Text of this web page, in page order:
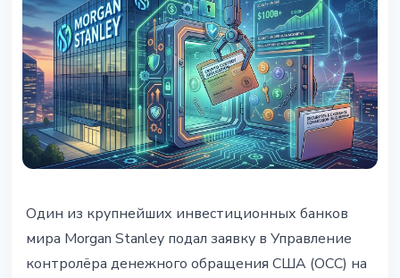
Morgan Stanley подал заявку на
крипто-кастодию
Один из крупнейших инвестиционных банков
мира Morgan Stanley подал заявку в Управление
контролёра денежного обращения США (OCC) на